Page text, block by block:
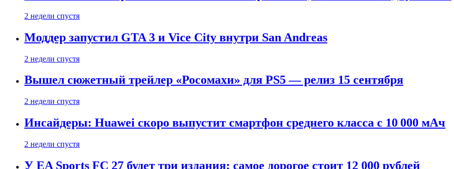
2 недели спустя
Моддер запустил GTA 3 и Vice City внутри San Andreas
2 недели спустя
Вышел сюжетный трейлер «Росомахи» для PS5 — релиз 15 сентября
2 недели спустя
Инсайдеры: Huawei скоро выпустит смартфон среднего класса с 10 000 мАч
2 недели спустя
У EA Sports FC 27 будет три издания: самое дорогое стоит 12 000 рублей